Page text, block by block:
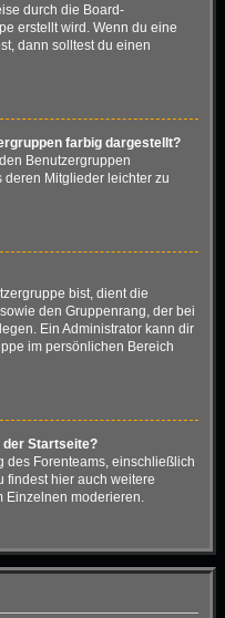
durch die Board-
erstellt wird. Wenn du eine
dann solltest du einen
farbig dargestellt?
Benutzergruppen
Mitglieder leichter zu
bist, dient die
den Gruppenrang, der bei
Ein Administrator kann dir
im persönlichen Bereich
der Startseite?
des Forenteams, einschließlich
findest hier auch weitere
Einzelnen moderieren.